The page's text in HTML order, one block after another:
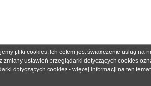
są znakami zastrzeżonymi dla ich właścicieli i
że publikowane dane techniczne nie zawierają
jakichkolwiek wątpliwości prosimy o kontakt z handlowcem
pliki cookies. Ich celem jest świadczenie usług na
ustawień przeglądarki dotyczących cookies
dotyczących cookies - więcej informacji na ten